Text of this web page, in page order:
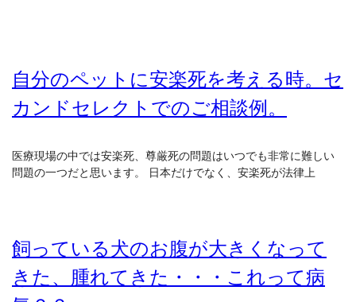
自分のペットに安楽死を考える時。セ
カンドセレクトでのご相談例。
医療現場の中では安楽死、尊厳死の問題はいつでも非常に難しい
問題の一つだと思います。 日本だけでなく、安楽死が法律上
飼っている犬のお腹が大きくなって
きた、腫れてきた・・・これって病